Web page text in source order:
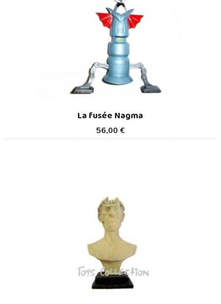
56,00 €
La fusée Nagma